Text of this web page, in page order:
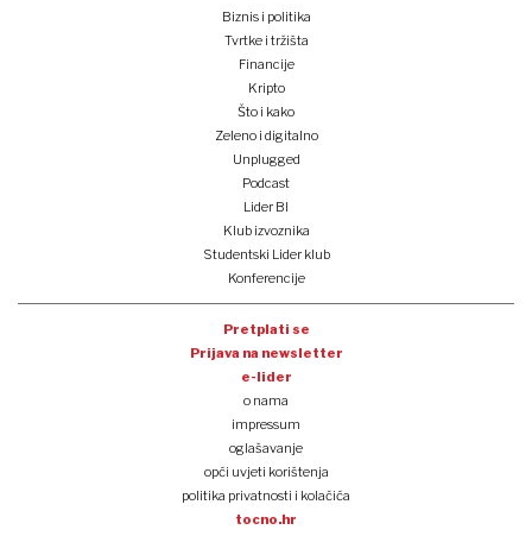
Biznis i politika
Tvrtke i tržišta
Financije
Kripto
Što i kako
Zeleno i digitalno
Unplugged
Podcast
Lider BI
Klub izvoznika
Studentski Lider klub
Konferencije
Pretplati se
Prijava na newsletter
e-lider
o nama
impressum
oglašavanje
opći uvjeti korištenja
politika privatnosti i kolačića
tocno.hr